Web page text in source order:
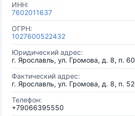
ИНН:
7602011637
ОГРН:
1027600522432
Юридический адрес:
г. Ярославль, ул. Громова, д. 8, п. 60
Фактический адрес:
г. Ярославль, ул. Громова, д. 8, п. 52
Телефон:
+79066395550